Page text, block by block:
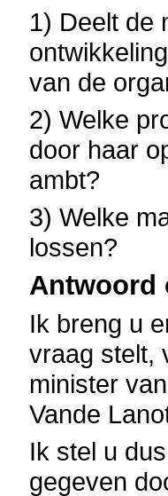
1) Deelt de
van de
2) Welke
door haar
ambt?
3) Welke
lossen?
Antwoord
Ik breng u
vraag stelt,
minister
Vande
Ik stel u
gegeven